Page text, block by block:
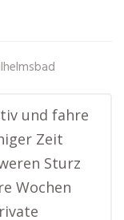
und fahre
Zeit
Sturz
Wochen